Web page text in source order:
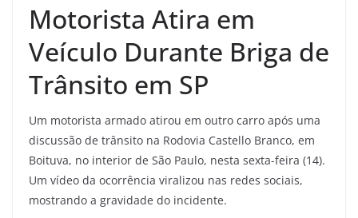
Motorista Atira em
Veículo Durante Briga de
Trânsito em SP
Um motorista armado atirou em outro carro após uma
discussão de trânsito na Rodovia Castello Branco, em
Boituva, no interior de São Paulo, nesta sexta-feira (14).
Um vídeo da ocorrência viralizou nas redes sociais,
mostrando a gravidade do incidente.